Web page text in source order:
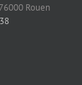
Rouen